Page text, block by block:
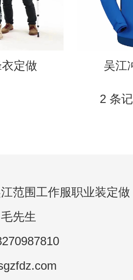
定做 吴江
2 条
范围工作服职业装定做
先生